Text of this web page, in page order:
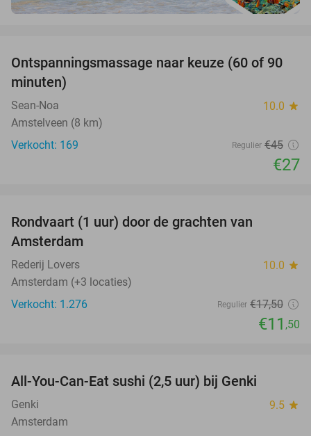
40%
Ontspanningsmassage naar keuze (60 of 90
minuten)
Sean-Noa 10.0 star
Amstelveen (8 km)
Verkocht: 169
Regulier €45
€27
Rondvaart (1 uur) door de grachten van
Amsterdam
Rederij Lovers 10.0 star
Amsterdam (+3 locaties)
Verkocht: 1.276
Regulier €17,50
€11 ,50
All-You-Can-Eat sushi (2,5 uur) bij Genki
Genki 9.5 star
Amsterdam